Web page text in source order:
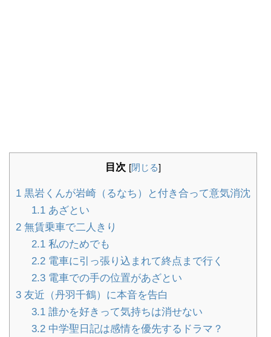
目次 [閉じる]
1 黒岩くんが岩崎（るなち）と付き合って意気消沈
1.1あざとい
2 無賃乗車で二人きり
2.1私のためでも
2.2電車に引っ張り込まれて終点まで行く
2.3電車での手の位置があざとい
3 友近（丹羽千鶴）に本音を告白
3.1誰かを好きって気持ちは消せない
3.2中学聖日記は感情を優先するドラマ？